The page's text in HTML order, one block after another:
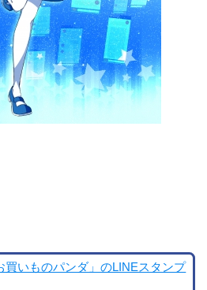
買いものパンダ」のLINEスタンプ